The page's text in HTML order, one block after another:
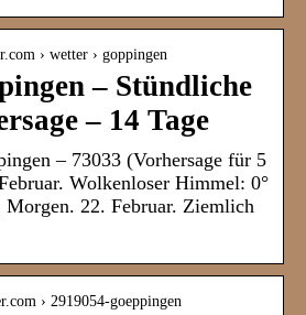
› wetter › goppingen
– Stündliche
– 14 Tage
– 73033 (Vorhersage für 5
Wolkenloser Himmel: 0°
Morgen. 22. Februar. Ziemlich
› 2919054-goeppingen